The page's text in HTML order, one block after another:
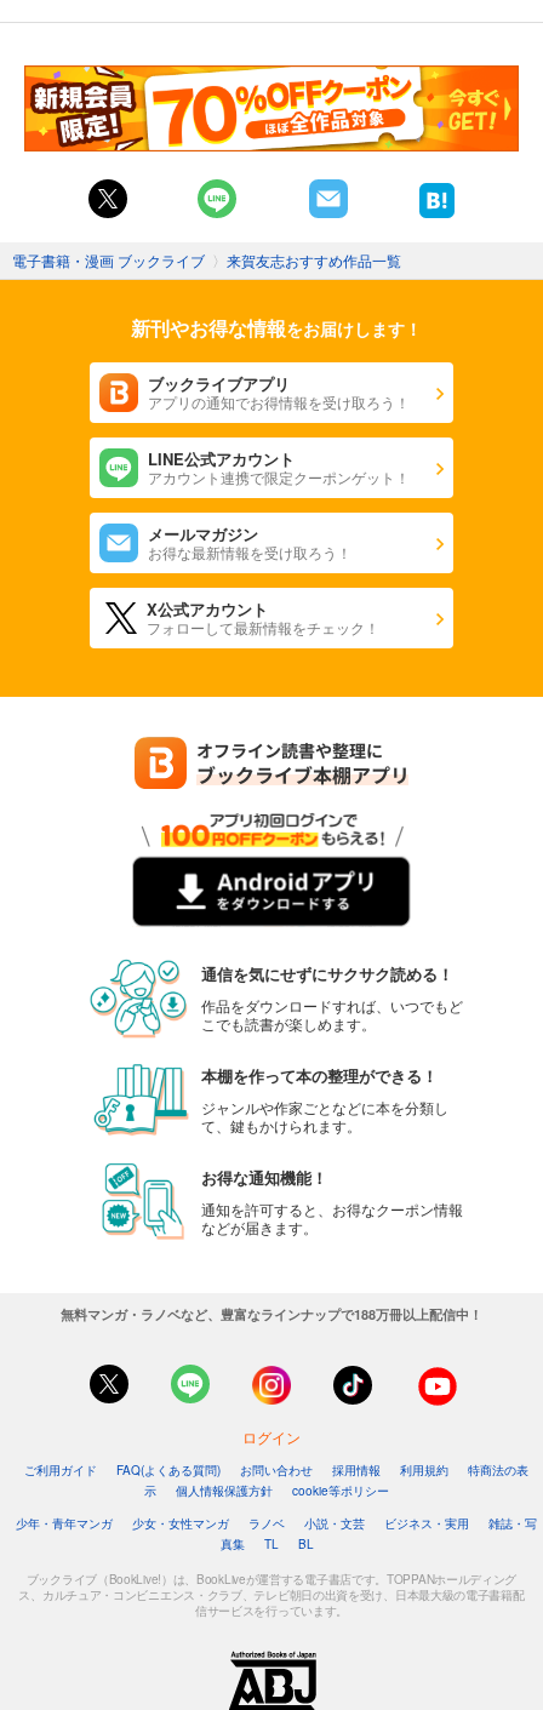
電子書籍・漫画 ブックライブ 〉 来賀友志おすすめ作品一覧
新刊やお得な情報をお届けします！
ブックライブアプリ
アプリの通知でお得情報を受け取ろう！
LINE公式アカウント
アカウント連携で限定クーポンゲット！
メールマガジン
お得な最新情報を受け取ろう！
X公式アカウント
フォローして最新情報をチェック！
通信を気にせずにサクサク読める！
作品をダウンロードすれば、いつでもど
こでも読書が楽しめます。
本棚を作って本の整理ができる！
ジャンルや作家ごとなどに本を分類し
て、鍵もかけられます。
お得な通知機能！
通知を許可すると、お得なクーポン情報
などが届きます。
無料マンガ・ラノベなど、豊富なラインナップで188万冊以上配信中！
ログイン
ご利用ガイド FAQ(よくある質問) お問い合わせ 採用情報 利用規約
特商法の表
示
個人情報保護方針
cookie等ポリシー
少年・青年マンガ
少女・女性マンガ ラノベ 小説・文芸 ビジネス・実用
雑誌・写
真集
TL BL
ブックライブ（BookLive!）は、BookLiveが運営する電子書店です。TOPPANホールディング
ス、カルチュア・コンビニエンス・クラブ、テレビ朝日の出資を受け、日本最大級の電子書籍配
信サービスを行っています。